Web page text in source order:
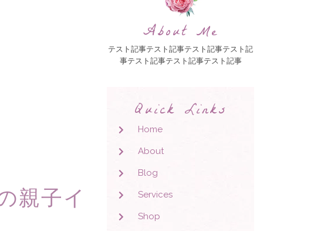
親子イ
About Me
テスト記事テスト記事テスト記事テスト記
事テスト記事テスト記事テスト記事
Quick Links
Home
About
Blog
Services
Shop